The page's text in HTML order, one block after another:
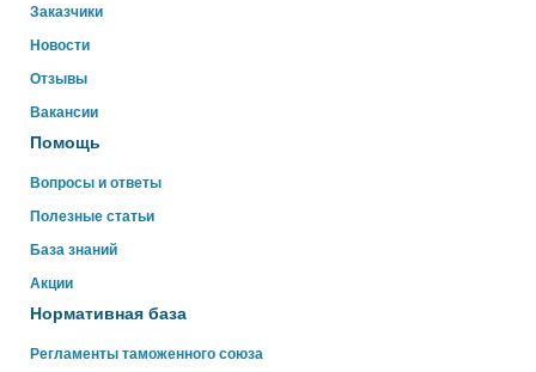
Заказчики
Новости
Отзывы
Вакансии
Помощь
Вопросы и ответы
Полезные статьи
База знаний
Акции
Нормативная база
Регламенты таможенного союза
Свяжитесь с нами через WhatsApp нажав на кнопку